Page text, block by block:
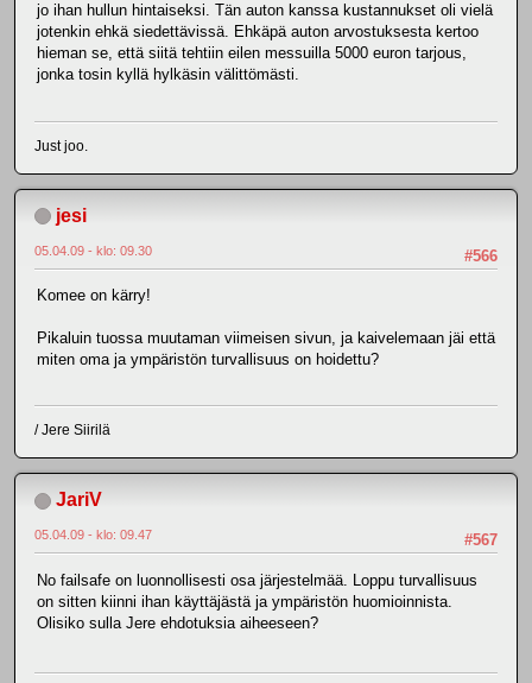
jo ihan hullun hintaiseksi. Tän auton kanssa kustannukset oli vielä
jotenkin ehkä siedettävissä. Ehkäpä auton arvostuksesta kertoo
hieman se, että siitä tehtiin eilen messuilla 5000 euron tarjous,
jonka tosin kyllä hylkäsin välittömästi.
Just joo.
jesi
#566
05.04.09 - klo: 09.30
Komee on kärry!
Pikaluin tuossa muutaman viimeisen sivun, ja kaivelemaan jäi että
miten oma ja ympäristön turvallisuus on hoidettu?
/ Jere Siirilä
JariV
#567
05.04.09 - klo: 09.47
No failsafe on luonnollisesti osa järjestelmää. Loppu turvallisuus
on sitten kiinni ihan käyttäjästä ja ympäristön huomioinnista.
Olisiko sulla Jere ehdotuksia aiheeseen?